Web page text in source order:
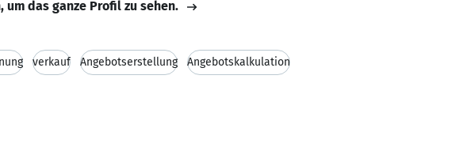
um das ganze Profil zu sehen.
verkauf Angebotserstellung Angebotskalkulation